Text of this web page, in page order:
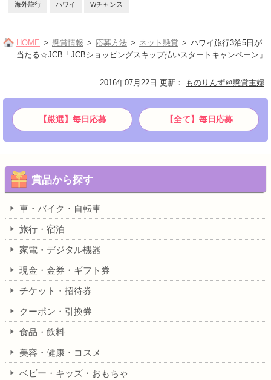
海外旅行 ハワイ Wチャンス
HOME 懸賞情報 応募方法 ネット懸賞
ハワイ旅行3泊5日が
当たる☆JCB「JCBショッピングスキップ払いスタートキャンペーン」
2016年07月22日 更新 ： ものりんず＠懸賞主婦
【厳選】毎日応募 【全て】毎日応募
賞品から探す
車・バイク・自転車
旅行・宿泊
家電・デジタル機器
現金・金券・ギフト券
チケット・招待券
クーポン・引換券
食品・飲料
美容・健康・コスメ
ベビー・キッズ・おもちゃ